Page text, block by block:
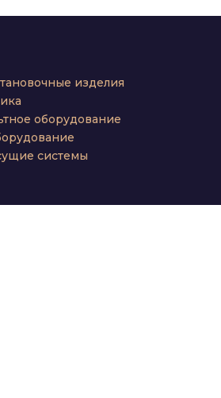
изделия
оборудование
системы